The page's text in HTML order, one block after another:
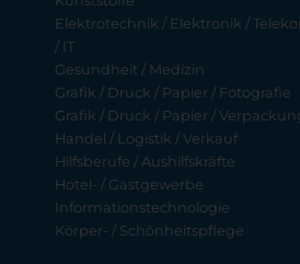
Elektrotechnik / Elektronik /
/ IT
Gesundheit / Medizin
Grafik / Druck / Papier / Fotografie
Grafik / Druck / Papier /
Handel / Logistik / Verkauf
Hilfsberufe / Aushilfskräfte
Hotel- / Gastgewerbe
Informationstechnologie
Körper- / Schönheitspflege